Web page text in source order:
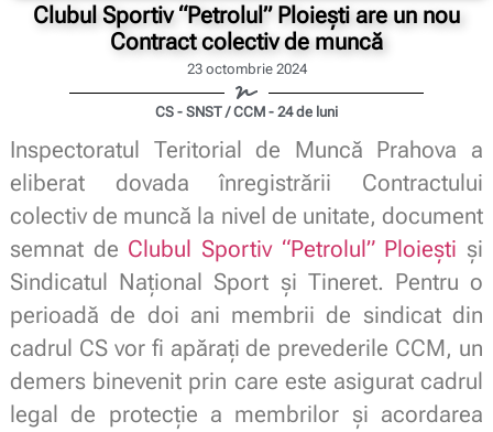
Clubul Sportiv “Petrolul” Ploiești are un nou
Contract colectiv de muncă
23 octombrie 2024
CS - SNST / CCM - 24 de luni
Inspectoratul Teritorial de Muncă Prahova a
eliberat dovada înregistrării Contractului
colectiv de muncă la nivel de unitate, document
semnat de Clubul Sportiv “Petrolul” Ploiești și
Sindicatul Național Sport și Tineret. Pentru o
perioadă de doi ani membrii de sindicat din
cadrul CS vor fi apărați de prevederile CCM, un
demers binevenit prin care este asigurat cadrul
legal de protecție a membrilor și acordarea